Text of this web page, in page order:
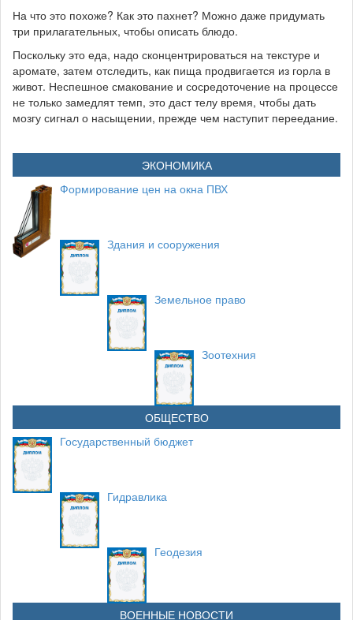
На что это похоже? Как это пахнет? Можно даже придумать
три прилагательных, чтобы описать блюдо.
Поскольку это еда, надо сконцентрироваться на текстуре и
аромате, затем отследить, как пища продвигается из горла в
живот. Неспешное смакование и сосредоточение на процессе
не только замедлят темп, это даст телу время, чтобы дать
мозгу сигнал о насыщении, прежде чем наступит переедание.
ЭКОНОМИКА
Формирование цен на окна ПВХ
Здания и сооружения
Земельное право
Зоотехния
ОБЩЕСТВО
Государственный бюджет
Гидравлика
Геодезия
ВОЕННЫЕ НОВОСТИ